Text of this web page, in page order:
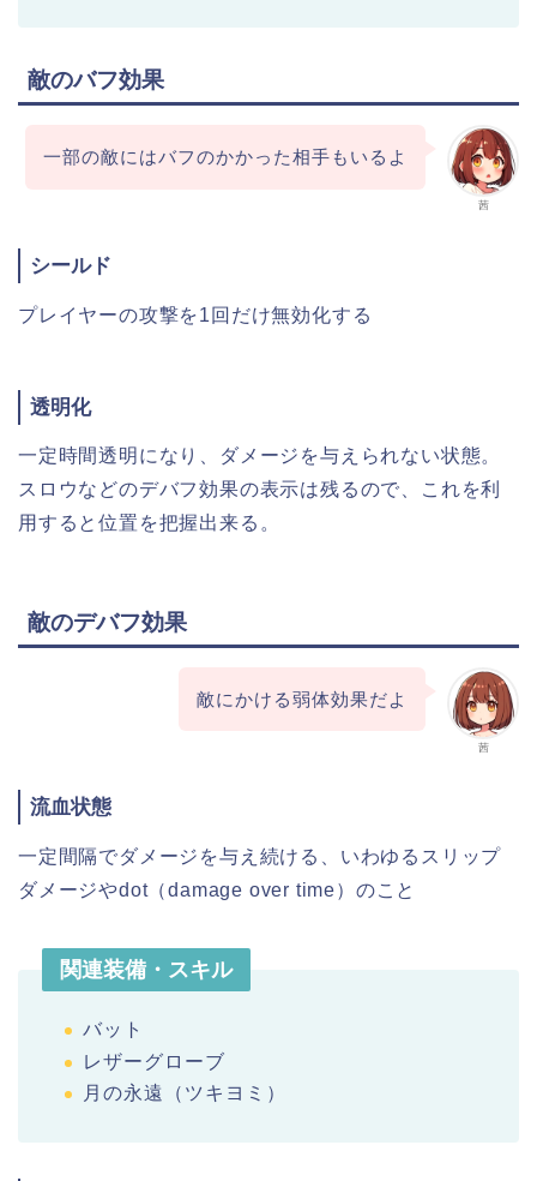
敵のバフ効果
茜
一部の敵にはバフのかかった相手もいるよ
シールド
プレイヤーの攻撃を1回だけ無効化する
透明化
一定時間透明になり、ダメージを与えられない状態。
スロウなどのデバフ効果の表示は残るので、これを利
用すると位置を把握出来る。
敵のデバフ効果
茜
敵にかける弱体効果だよ
流血状態
一定間隔でダメージを与え続ける、いわゆるスリップ
ダメージやdot（damage over time）のこと
関連装備・スキル
バット
レザーグローブ
月の永遠（ツキヨミ）